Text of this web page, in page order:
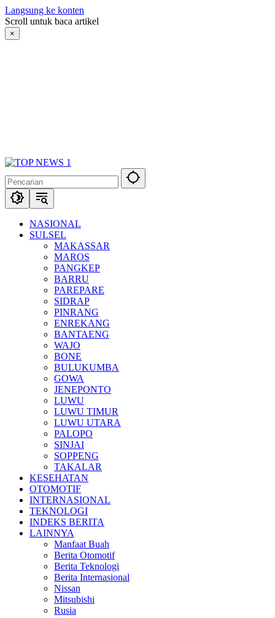
Langsung ke konten
Scroll untuk baca artikel
×
NASIONAL
SULSEL
MAKASSAR
MAROS
PANGKEP
BARRU
PAREPARE
SIDRAP
PINRANG
ENREKANG
BANTAENG
WAJO
BONE
BULUKUMBA
GOWA
JENEPONTO
LUWU
LUWU TIMUR
LUWU UTARA
PALOPO
SINJAI
SOPPENG
TAKALAR
KESEHATAN
OTOMOTIF
INTERNASIONAL
TEKNOLOGI
INDEKS BERITA
LAINNYA
Manfaat Buah
Berita Otomotif
Berita Teknologi
Berita Internasional
Nissan
Mitsubishi
Rusia